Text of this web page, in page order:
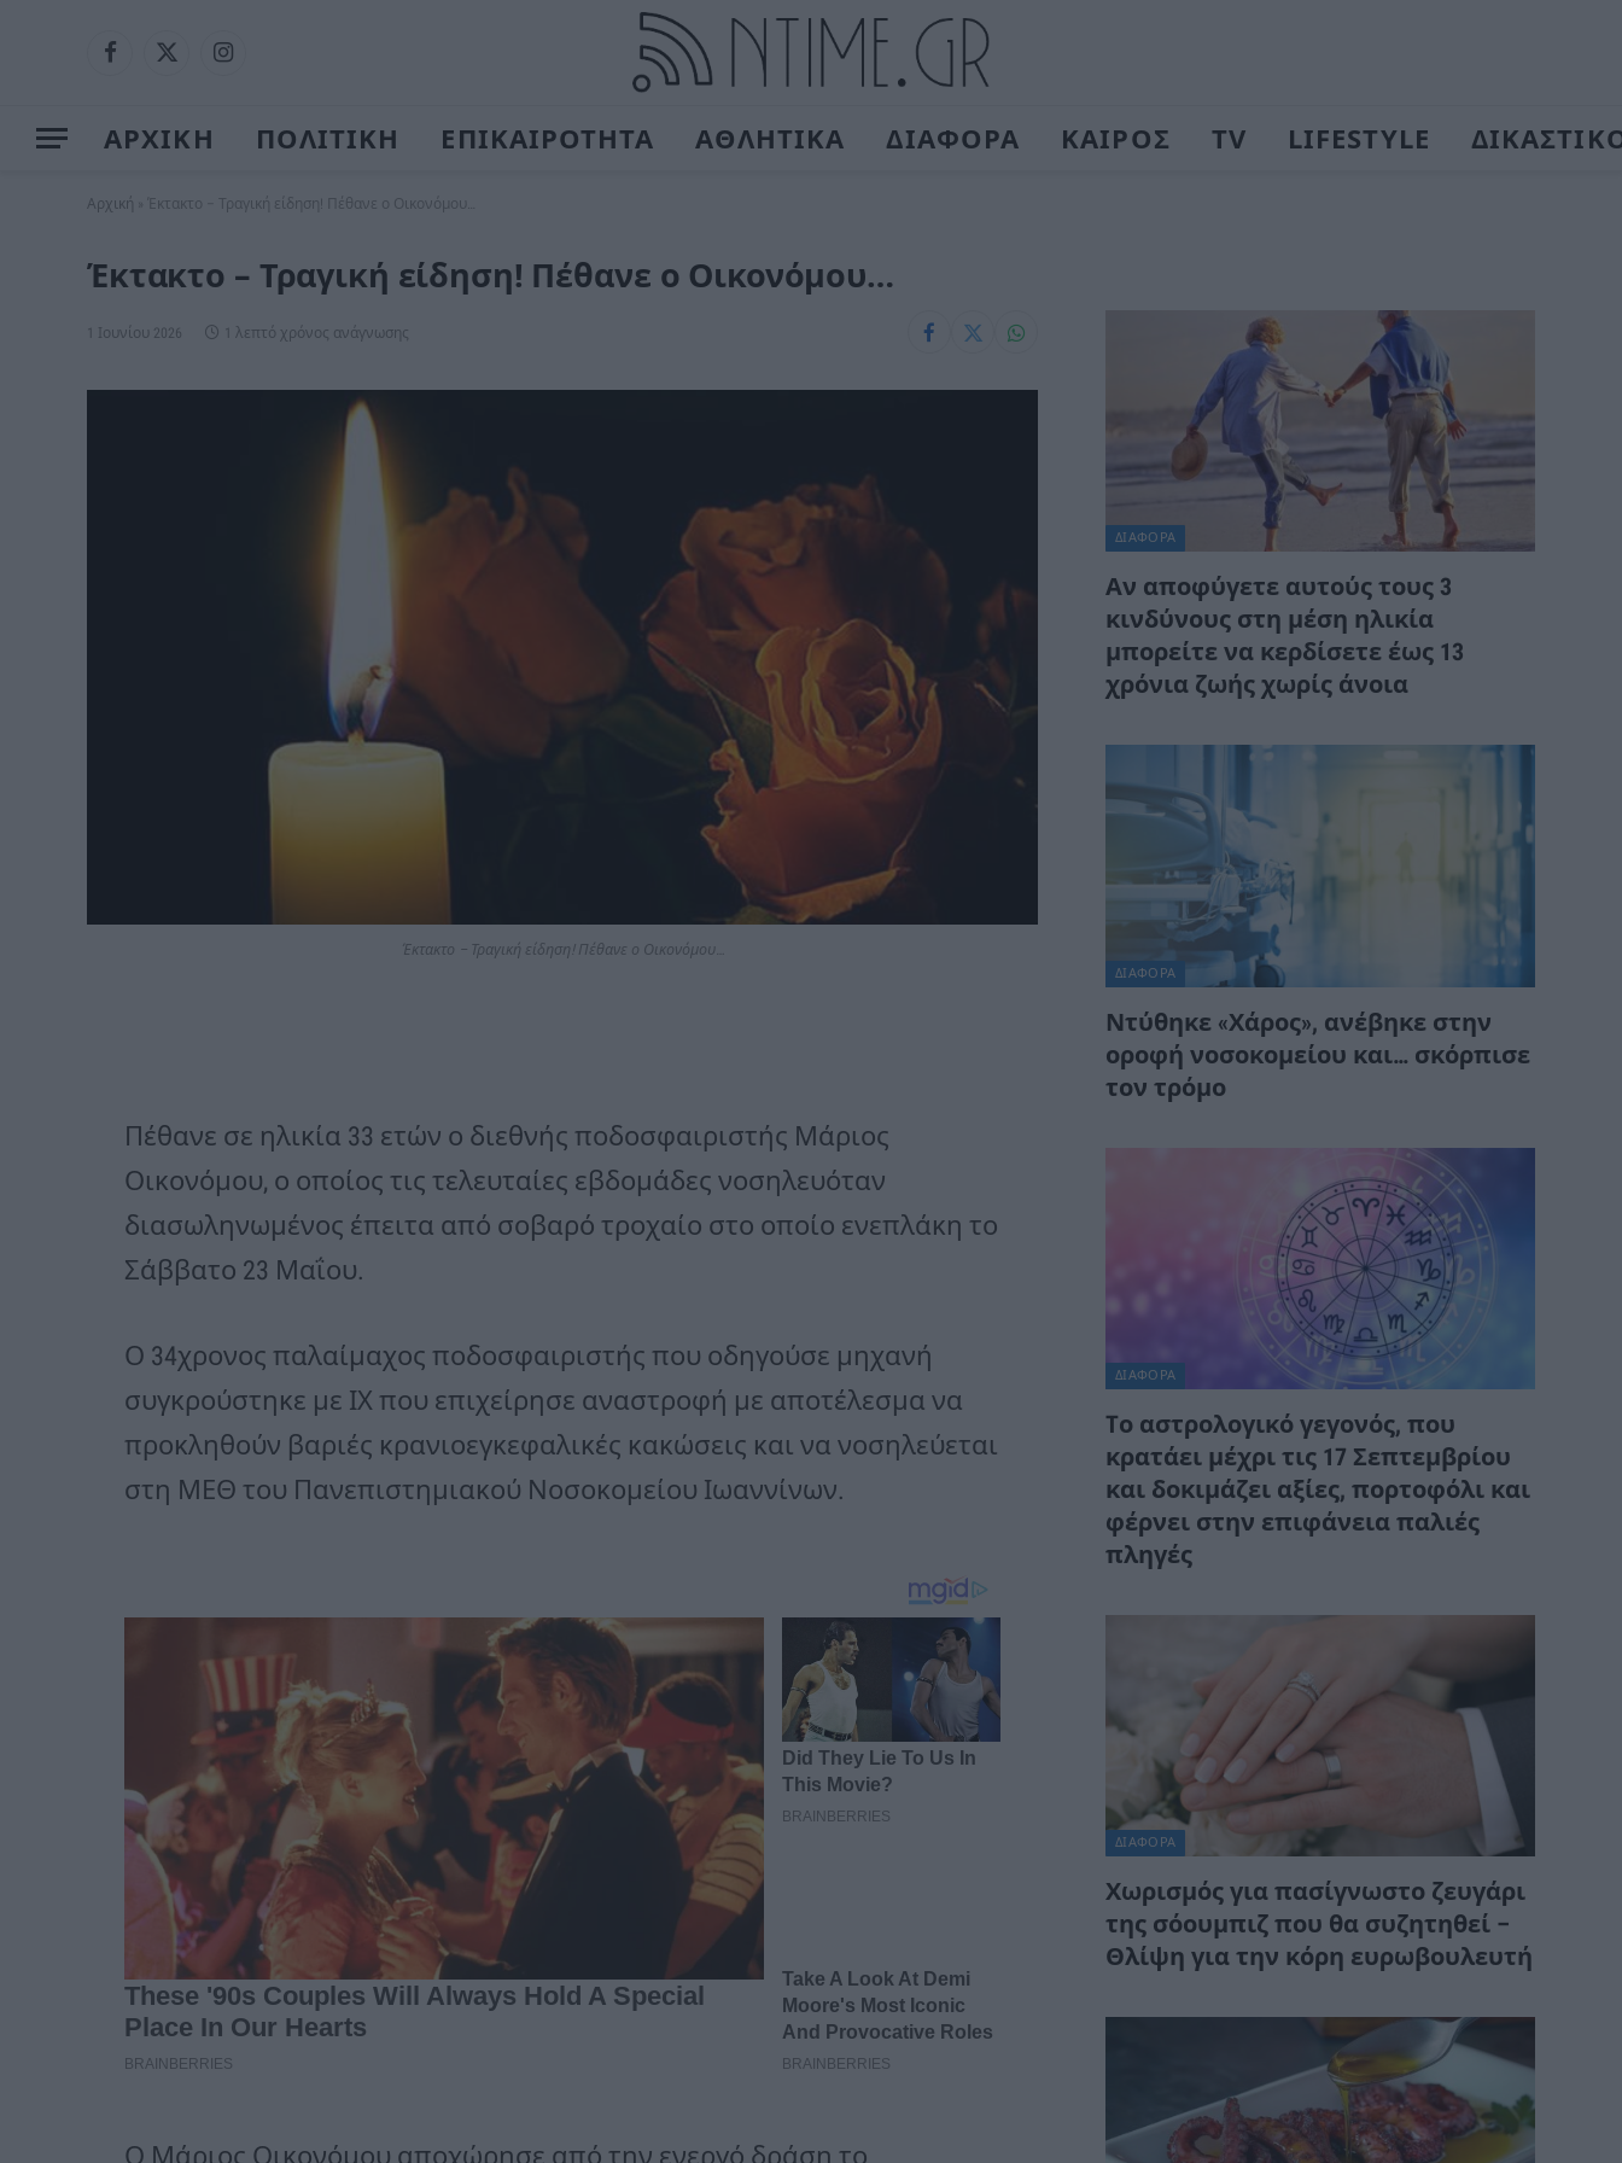
Facebook
X
Instagram
ΑΡΧΙΚΗ ΠΟΛΙΤΙΚΗ ΕΠΙΚΑΙΡΟΤΗΤΑ ΑΘΛΗΤΙΚΑ ΔΙΑΦΟΡΑ ΚΑΙΡΟΣ TV LIFESTYLE
Αρχική Έκτακτο – Τραγική είδηση! Πέθανε ο Οικονόμου…
Έκτακτο – Τραγική είδηση! Πέθανε ο Οικονόμου…
1 Ιουνίου 2026 1 λεπτό χρόνος ανάγνωσης
Έκτακτο – Τραγική είδηση! Πέθανε ο Οικονόμου…
Πέθανε σε ηλικία 33 ετών ο διεθνής ποδοσφαιριστής Μάριος
Οικονόμου, ο οποίος τις τελευταίες εβδομάδες νοσηλευόταν
διασωληνωμένος έπειτα από σοβαρό τροχαίο στο οποίο ενεπλάκη το
Σάββατο 23 Μαΐου.
Ο 34χρονος παλαίμαχος ποδοσφαιριστής που οδηγούσε μηχανή
συγκρούστηκε με ΙΧ που επιχείρησε αναστροφή με αποτέλεσμα να
προκληθούν βαριές κρανιοεγκεφαλικές κακώσεις και να νοσηλεύεται
στη ΜΕΘ του Πανεπιστημιακού Νοσοκομείου Ιωαννίνων.
Ο Μάριος Οικονόμου αποχώρησε από την ενεργό δράση το
ΔΙΆΦΟΡΑ
Αν αποφύγετε αυτούς τους 3
κινδύνους στη μέση ηλικία
μπορείτε να κερδίσετε έως 13
χρόνια ζωής χωρίς άνοια
ΔΙΆΦΟΡΑ
Ντύθηκε «Χάρος», ανέβηκε στην
οροφή νοσοκομείου και… σκόρπισε
τον τρόμο
ΔΙΆΦΟΡΑ
Tο αστρολογικό γεγονός, που
κρατάει μέχρι τις 17 Σεπτεμβρίου
και δοκιμάζει αξίες, πορτοφόλι και
φέρνει στην επιφάνεια παλιές
πληγές
ΔΙΆΦΟΡΑ
Χωρισμός για πασίγνωστο ζευγάρι
της σόουμπιζ που θα συζητηθεί –
Θλίψη για την κόρη ευρωβουλευτή